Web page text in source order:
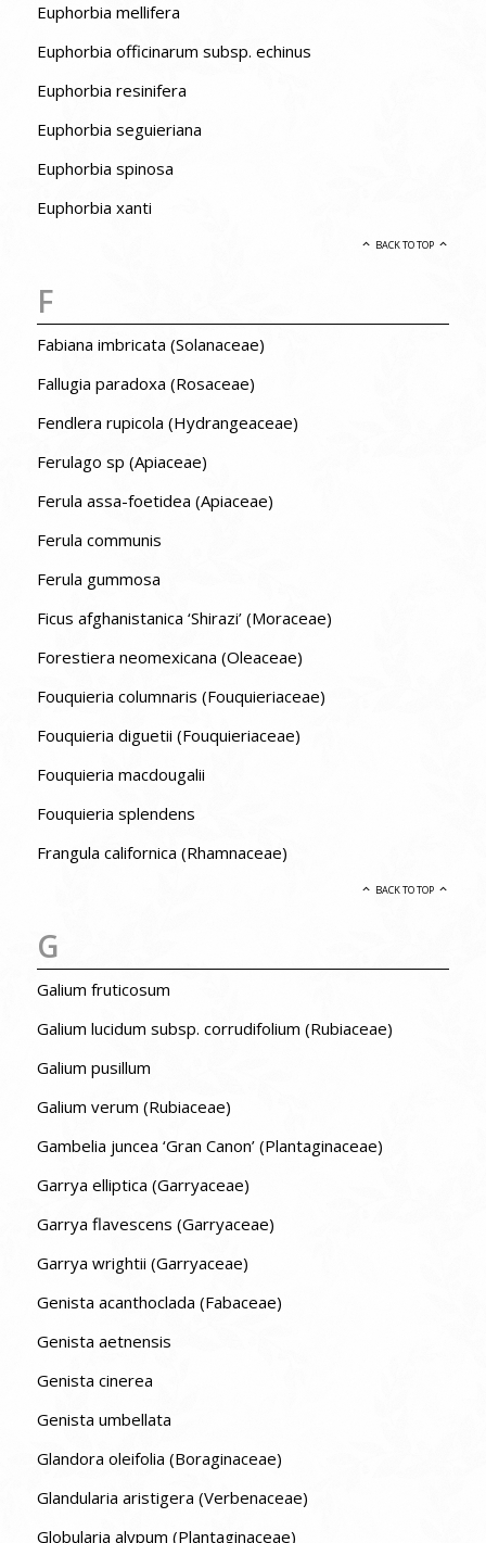
Euphorbia mellifera
Euphorbia officinarum subsp. echinus
Euphorbia resinifera
Euphorbia seguieriana
Euphorbia spinosa
Euphorbia xanti
BACK TO TOP
F
Fabiana imbricata (Solanaceae)
Fallugia paradoxa (Rosaceae)
Fendlera rupicola (Hydrangeaceae)
Ferulago sp (Apiaceae)
Ferula assa-foetidea (Apiaceae)
Ferula communis
Ferula gummosa
Ficus afghanistanica ‘Shirazi’ (Moraceae)
Forestiera neomexicana (Oleaceae)
Fouquieria columnaris (Fouquieriaceae)
Fouquieria diguetii (Fouquieriaceae)
Fouquieria macdougalii
Fouquieria splendens
Frangula californica (Rhamnaceae)
BACK TO TOP
G
Galium fruticosum
Galium lucidum subsp. corrudifolium (Rubiaceae)
Galium pusillum
Galium verum (Rubiaceae)
Gambelia juncea ‘Gran Canon’ (Plantaginaceae)
Garrya elliptica (Garryaceae)
Garrya flavescens (Garryaceae)
Garrya wrightii (Garryaceae)
Genista acanthoclada (Fabaceae)
Genista aetnensis
Genista cinerea
Genista umbellata
Glandora oleifolia (Boraginaceae)
Glandularia aristigera (Verbenaceae)
Globularia alypum (Plantaginaceae)